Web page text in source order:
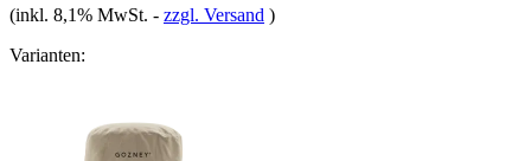
(inkl. 8,1% MwSt. - zzgl. Versand )
Varianten: